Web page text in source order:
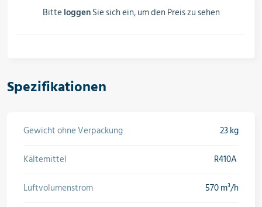
Öle & Solen
Bitte loggenSie sich ein, um den Preis zu sehen
Spezifikationen
Gewicht ohne Verpackung
23 kg
Kältemittel
R410A
Luftvolumenstrom
570 m³/h